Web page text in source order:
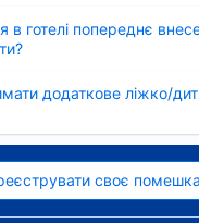
в готелі попереднє
додаткове ліжко/
своє